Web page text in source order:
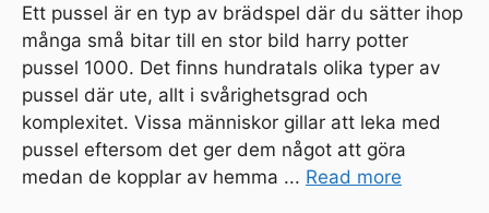
Ett pussel är en typ av brädspel där du sätter ihop
många små bitar till en stor bild harry potter
pussel 1000. Det finns hundratals olika typer av
pussel där ute, allt i svårighetsgrad och
komplexitet. Vissa människor gillar att leka med
pussel eftersom det ger dem något att göra
medan de kopplar av hemma ... Read more